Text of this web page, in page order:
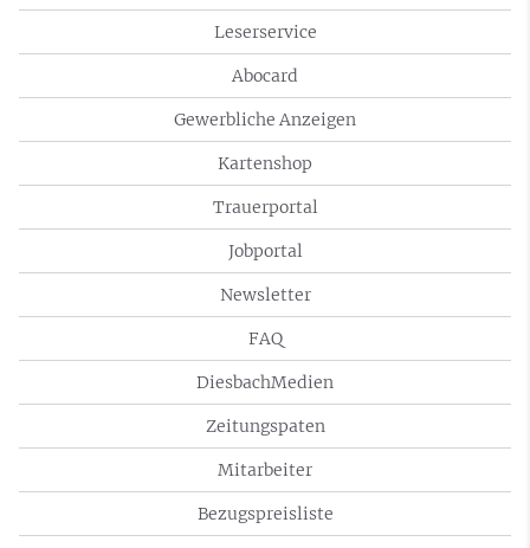
Leserservice
Abocard
Gewerbliche Anzeigen
Kartenshop
Trauerportal
Jobportal
Newsletter
FAQ
DiesbachMedien
Zeitungspaten
Mitarbeiter
Bezugspreisliste